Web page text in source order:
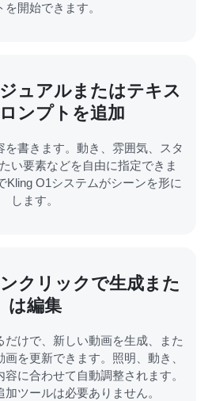
を開始できます。
ュアルまたはテキス
ンプトを追加
を書きます。動き、雰囲気、スタ
い要素などを自由に指定できま
Kling O1システムがシーンを形に
します。
クリックで生成また
は編集
だけで、新しい動画を生成、また
を更新できます。照明、動き、
に合わせて自動調整されます。
ツールは必要ありません。